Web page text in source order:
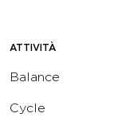
ATTIVITÀ
Balance
Cycle